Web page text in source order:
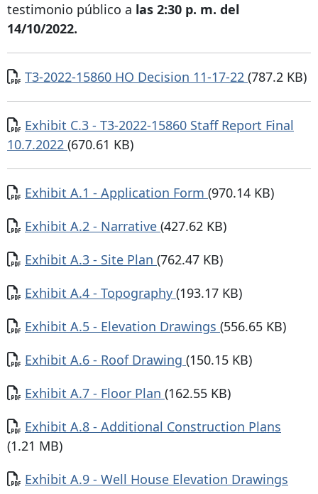
testimonio público a las 2:30 p. m. del
14/10/2022.
Documento
T3-2022-15860 HO Decision 11-17-22 (787.2 KB)
Documento
Exhibit C.3 - T3-2022-15860 Staff Report Final
10.7.2022 (670.61 KB)
Documento
Exhibit A.1 - Application Form (970.14 KB)
Documento
Exhibit A.2 - Narrative (427.62 KB)
Documento
Exhibit A.3 - Site Plan (762.47 KB)
Documento
Exhibit A.4 - Topography (193.17 KB)
Documento
Exhibit A.5 - Elevation Drawings (556.65 KB)
Documento
Exhibit A.6 - Roof Drawing (150.15 KB)
Documento
Exhibit A.7 - Floor Plan (162.55 KB)
Documento
Exhibit A.8 - Additional Construction Plans
(1.21 MB)
Documento
Exhibit A.9 - Well House Elevation Drawings